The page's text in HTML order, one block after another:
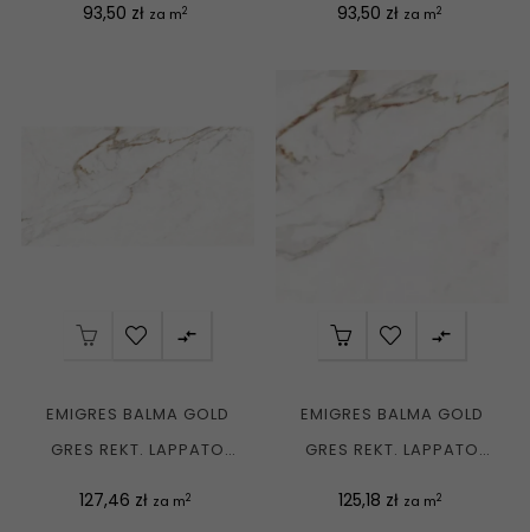
Cena
93,50 zł za m2 Cena
93,50 zł za m2

EMIGRES BALMA GOLD
GRES REKT. LAPPATO
Cena
127,46 zł za m2

EMIGRES BALMA GOLD
GRES REKT. LAPPATO
Cena
125,18 zł za m2